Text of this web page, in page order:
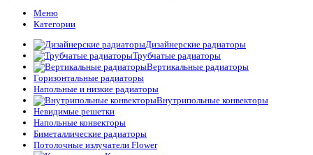
Меню
Категории
Дизайнерские радиаторы
Трубчатые радиаторы
Вертикальные радиаторы
Горизонтальные радиаторы
Напольные и низкие радиаторы
Внутрипольные конвекторы
Невидимые решетки
Напольные конвекторы
Биметаллические радиаторы
Потолочные излучатели Flower